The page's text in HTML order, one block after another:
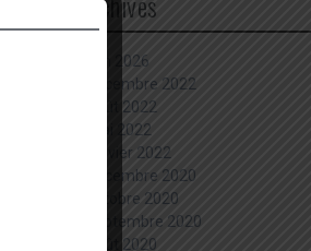
juin 2026
décembre 2022
août 2022
mai 2022
janvier 2022
décembre 2020
octobre 2020
septembre 2020
août 2020